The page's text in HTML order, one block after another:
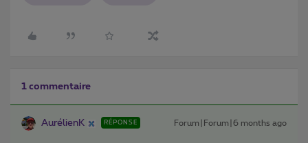
1 commentaire
AurélienK RÉPONSE Forum|Forum|6 months ago